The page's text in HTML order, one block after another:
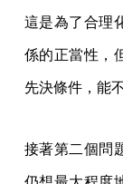
這是為了合理
係的正當性，
先決條件，能
接著第二個問